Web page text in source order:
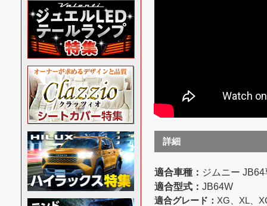
詳細
適合車種： ジムニー JB64
適合型式： JB64W
適合グレード： XG、XL、